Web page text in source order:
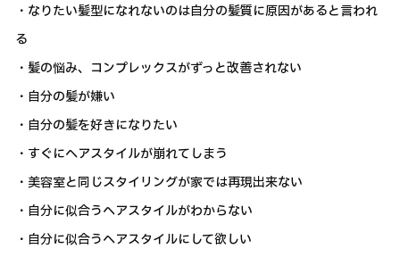
・なりたい髪型になれないのは自分の髪質に原因があると言われ
る
・髪の悩み、コンプレックスがずっと改善されない
・自分の髪が嫌い
・自分の髪を好きになりたい
・すぐにヘアスタイルが崩れてしまう
・美容室と同じスタイリングが家では再現出来ない
・自分に似合うヘアスタイルがわからない
・自分に似合うヘアスタイルにして欲しい